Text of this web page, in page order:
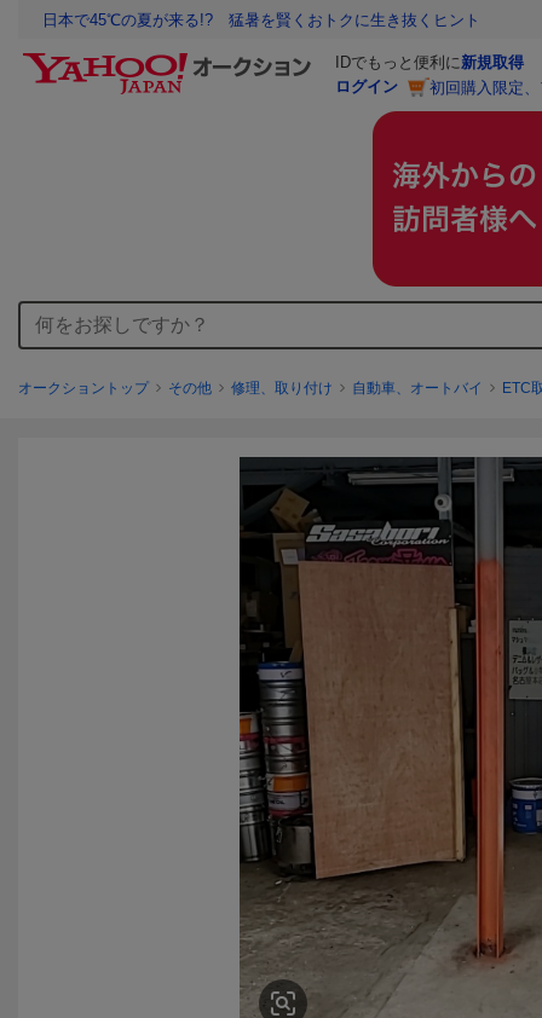
日本で45℃の夏が来る!? 猛暑を賢くおトクに生き抜くヒント
IDでもっと便利に新規取得
ログイン
初回購入限定
オークショントップ その他 修理、取り付け 自動車、オートバイ ETC